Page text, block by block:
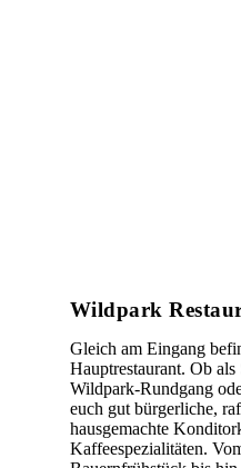
Wildpark
Gleich am Eingang
Hauptrestaurant. Ob
Wildpark-Rundgang
euch gut bürgerliche,
hausgemachte
Kaffeespezialitäten.